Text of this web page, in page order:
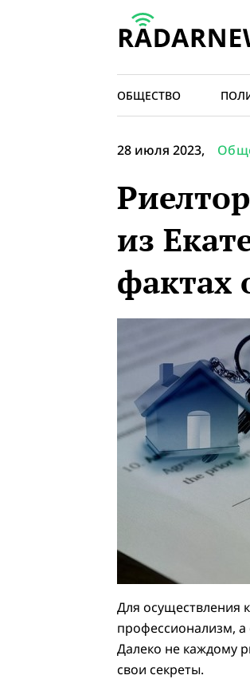
ОБЩЕСТВО
28 июля 2023,
из
фактах
Для осуществления
профессионализм, а
Далеко не каждому
свои секреты.